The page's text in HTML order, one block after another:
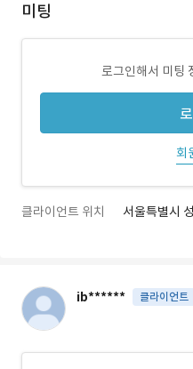
미팅
로그인해서 미팅
회
클라이언트 위치 서울특별시
ib****** 클라이언트